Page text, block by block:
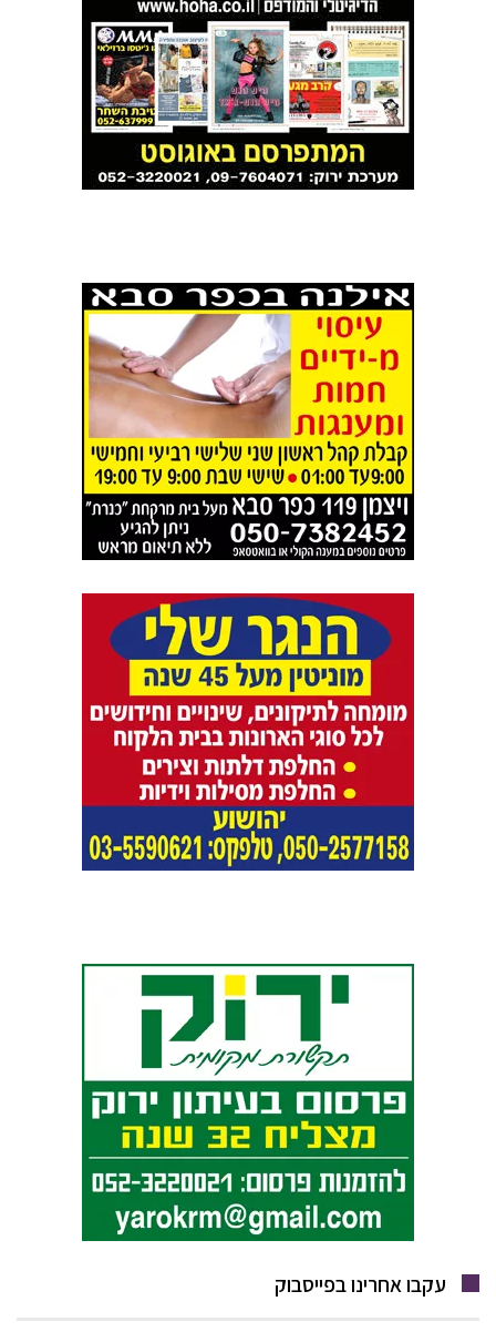
עקבו אחרינו בפייסבוק